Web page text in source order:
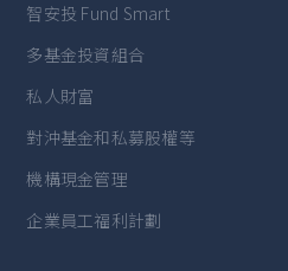
智安投 Fund Smart
多基金投資組合
私人財富
對沖基金和私募股權等
機構現金管理
企業員工福利計劃